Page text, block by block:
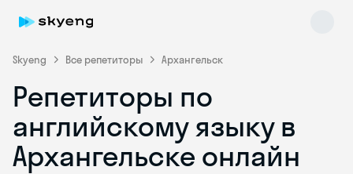
Skyeng Все репетиторы Архангельск
Репетиторы по
английскому языку в
Архангельске онлайн